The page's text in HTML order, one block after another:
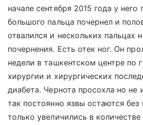
начале сентября 2015 года у него
большого пальца почернел и
отвалился и нескольких пальцах
почернения. Есть отек ног. Он
недели в ташкентском центре по
хирургии и хирургических
диабета. Чернота просохла но не
так постоянно язвы остаются без
только увеличились в